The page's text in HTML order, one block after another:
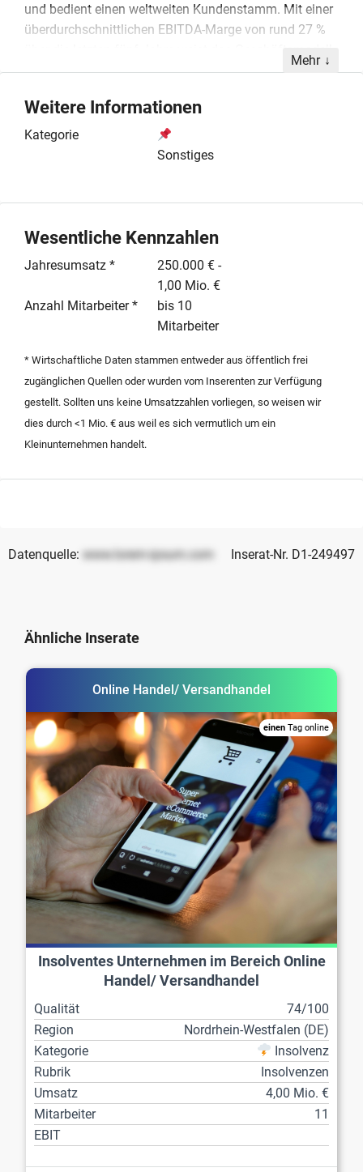
und bedient einen weltweiten Kundenstamm. Mit einer
überdurchschnittlichen EBITDA-Marge von rund 27 %
eine hohe Profitabilität auf. Der durchschnittliche
Retourenquote mit 18 % für die Branche
vergleichsweise niedrig ausfällt. Ein
Stammkundenanteil von circa 30 % sichert stabile
Einzelunternehmen geführt, eine Umwandlung in eine
Inhaberin wird von zwei geringfügig Beschäftigten
unterstützt. Der zeitliche Aufwand der
Geschäftsführung variiert saisonal zwischen Vollzeit
und zehn Wochenstunden. Eine umfassende
Einarbeitung durch die Verkäuferin wird im Rahmen der
Nachfolgeregelung sichergestellt, um den
Mehr
Weitere Informationen
Kategorie
Sonstiges
Wesentliche Kennzahlen
Jahresumsatz *
250.000 € -
1,00 Mio. €
Anzahl Mitarbeiter *
bis 10
Mitarbeiter
* Wirtschaftliche Daten stammen entweder aus öffentlich frei
zugänglichen Quellen oder wurden vom Inserenten zur Verfügung
gestellt. Sollten uns keine Umsatzzahlen vorliegen, so weisen wir
dies durch <1 Mio. € aus weil es sich vermutlich um ein
Kleinunternehmen handelt.
Datenquelle: www.lorem-ipsum.com Inserat-Nr. D1-249497
Ähnliche Inserate
Online Handel/ Versandhandel
einen Tag online
Insolventes Unternehmen im Bereich Online
Handel/ Versandhandel
Qualität
74/100
Region
Nordrhein-Westfalen (DE)
Kategorie
Insolvenz
Rubrik
Insolvenzen
Umsatz
4,00 Mio. €
Mitarbeiter
11
EBIT